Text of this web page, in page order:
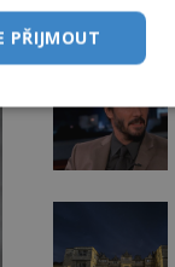
PŘIJMOUT